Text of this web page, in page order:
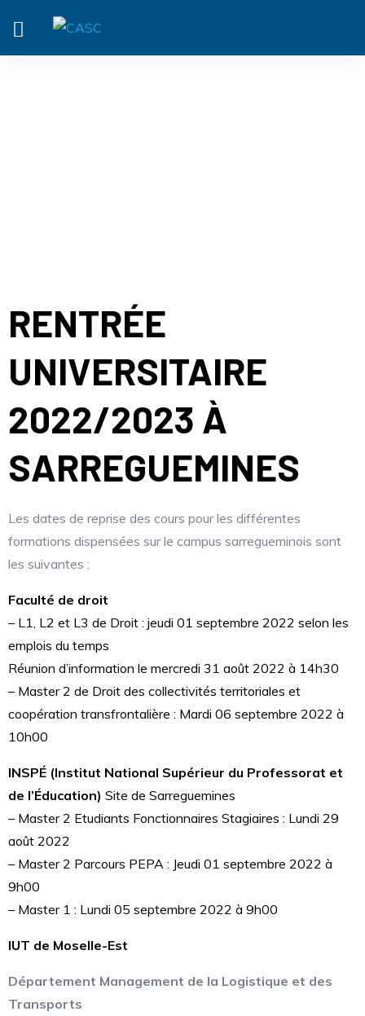
RENTRÉE
UNIVERSITAIRE
2022/2023 À
SARREGUEMINES
Les dates de reprise des cours pour les différentes
formations dispensées sur le campus sarregueminois sont
les suivantes :
Faculté de droit
– L1, L2 et L3 de Droit : jeudi 01 septembre 2022 selon les
emplois du temps
Réunion d’information le mercredi 31 août 2022 à 14h30
– Master 2 de Droit des collectivités territoriales et
coopération transfrontalière : Mardi 06 septembre 2022 à
10h00
INSPÉ (Institut National Supérieur du Professorat et
de l’Éducation) Site de Sarreguemines
– Master 2 Etudiants Fonctionnaires Stagiaires : Lundi 29
août 2022
– Master 2 Parcours PEPA : Jeudi 01 septembre 2022 à
9h00
– Master 1 : Lundi 05 septembre 2022 à 9h00
IUT de Moselle-Est
Département Management de la Logistique et des
Transports